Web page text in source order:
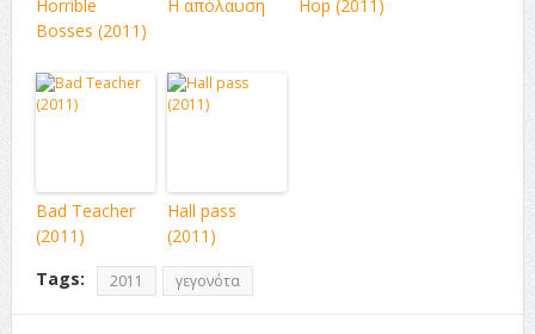
Horrible
Bosses (2011)
Η απόλαυση Hop (2011)
Bad Teacher
(2011)
Hall pass
(2011)
Tags:
2011 γεγονότα